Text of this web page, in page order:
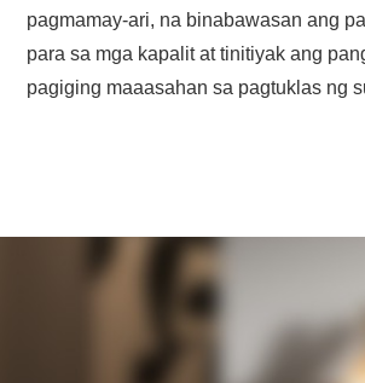
pagmamay-ari, na binabawasan ang
para sa mga kapalit at tinitiyak ang
pagiging maaasahan sa pagtuklas ng